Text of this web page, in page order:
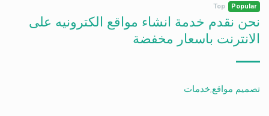
Popular
Top
نحن نقدم خدمة انشاء مواقع الكترونيه على
الانترنت باسعار مخفضة
تصميم مواقع,خدمات